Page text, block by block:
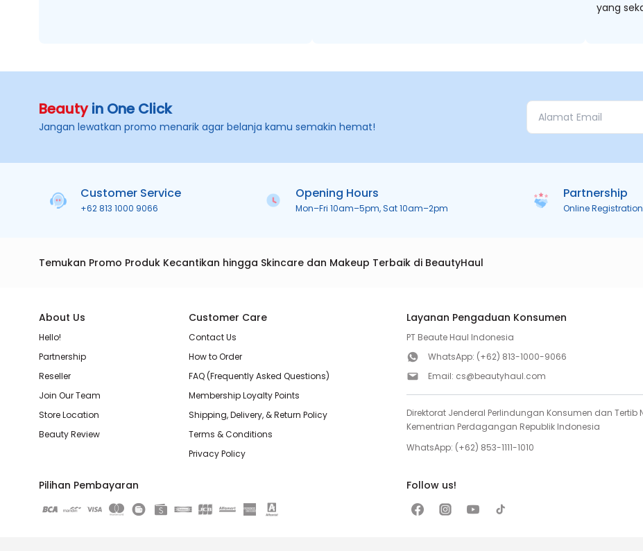
yang
Beautyin One Click
Jangan lewatkan promo menarik agar belanja kamu semakin hemat!
Customer Service
+62 813 1000 9066
Opening Hours
Mon–Fri 10am–5pm, Sat 10am–2pm
Partnership
Online
Temukan Promo Produk Kecantikan hingga Skincare dan Makeup Terbaik di BeautyHaul
About Us
Hello!
Partnership
Reseller
Join Our Team
Store Location
Beauty Review
Customer Care
Contact Us
How to Order
FAQ (Frequently Asked Questions)
Membership Loyalty Points
Shipping, Delivery, & Return Policy
Terms & Conditions
Privacy Policy
Layanan Pengaduan Konsumen
PT Beaute Haul Indonesia
WhatsApp: (+62) 813-1000-9066
Email: cs@beautyhaul.com
Direktorat Jenderal Perlindungan Konsumen dan Tertib
Kementrian Perdagangan Republik Indonesia
WhatsApp: (+62) 853-1111-1010
Pilihan Pembayaran Follow us!